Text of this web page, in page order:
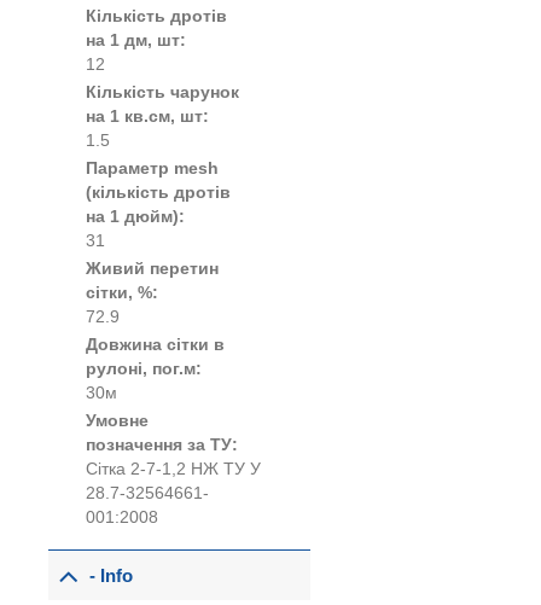
Кількість дротів
на 1 дм, шт:
12
Кількість чарунок
на 1 кв.см, шт:
1.5
Параметр mesh
(кількість дротів
на 1 дюйм):
31
Живий перетин
сітки, %:
72.9
Довжина сітки в
рулоні, пог.м:
30м
Умовне
позначення за ТУ:
Сітка 2-7-1,2 НЖ ТУ У
28.7-32564661-
001:2008
- Info